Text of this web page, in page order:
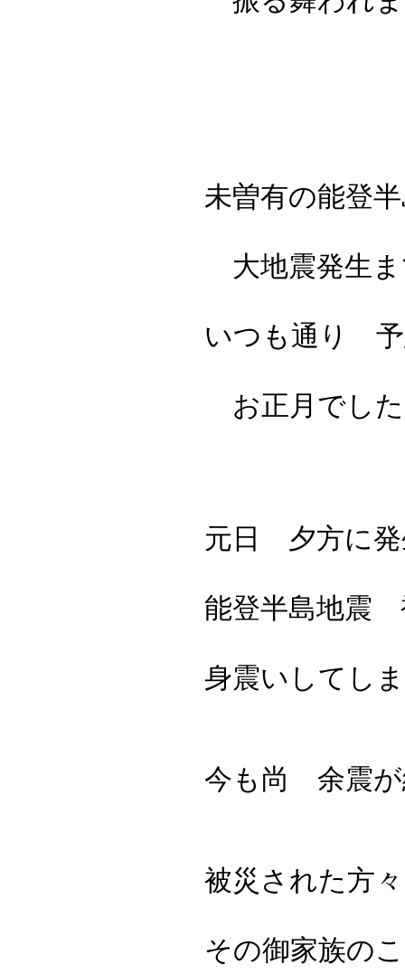
未曽有の能登
大地震発生ま
いつも通り 予
お正月でした
元日 夕方に発
能登半島地震
身震いしてし
今も尚 余震が
被災された方
その御家族の